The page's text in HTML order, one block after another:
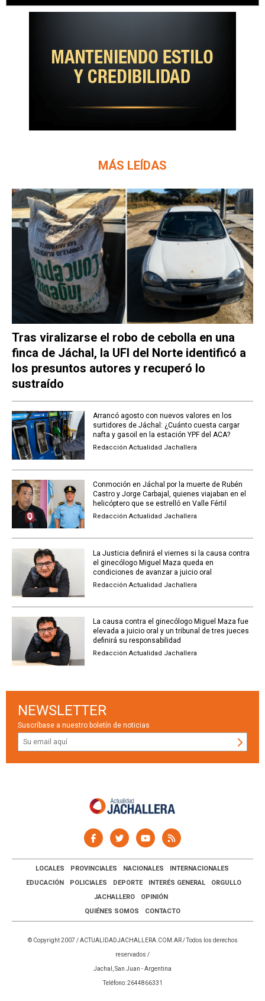
MÁS LEÍDAS
Tras viralizarse el robo de cebolla en una
finca de Jáchal, la UFI del Norte identificó a
los presuntos autores y recuperó lo
sustraído
Arrancó agosto con nuevos valores en los
surtidores de Jáchal: ¿Cuánto cuesta cargar
nafta y gasoil en la estación YPF del ACA?
Redacción Actualidad Jachallera
Conmoción en Jáchal por la muerte de Rubén
Castro y Jorge Carbajal, quienes viajaban en el
helicóptero que se estrelló en Valle Fértil
Redacción Actualidad Jachallera
La Justicia definirá el viernes si la causa contra
el ginecólogo Miguel Maza queda en
condiciones de avanzar a juicio oral
Redacción Actualidad Jachallera
La causa contra el ginecólogo Miguel Maza fue
elevada a juicio oral y un tribunal de tres jueces
definirá su responsabilidad
Redacción Actualidad Jachallera
NEWSLETTER
Suscríbase a nuestro boletín de noticias
LOCALES PROVINCIALES NACIONALES
INTERNACIONALES
EDUCACIÓN
POLICIALES DEPORTE INTERÉS GENERAL
ORGULLO
JACHALLERO
OPINIÓN
QUIÉNES SOMOS
CONTACTO
© Copyright 2007 /ACTUALIDADJACHALLERA.COM.AR/ Todos los derechos
reservados /
Jachal, San Juan - Argentina
Teléfono: 2644866331